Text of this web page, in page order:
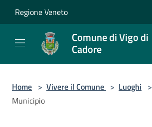
Regione Veneto
Comune di Vigo di
Cadore
Home > Vivere il Comune > Luoghi >
Municipio